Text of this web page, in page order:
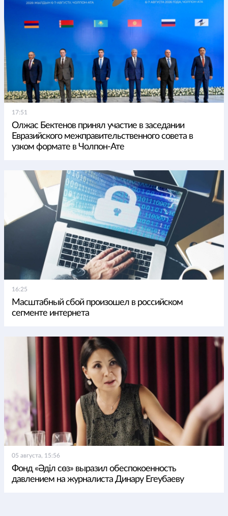
17:51
Олжас Бектенов принял участие в заседании
Евразийского межправительственного совета в
узком формате в Чолпон-Ате
16:25
Масштабный сбой произошел в российском
сегменте интернета
05 августа, 15:56
Фонд «Әділ сөз» выразил обеспокоенность
давлением на журналиста Динару Егеубаеву